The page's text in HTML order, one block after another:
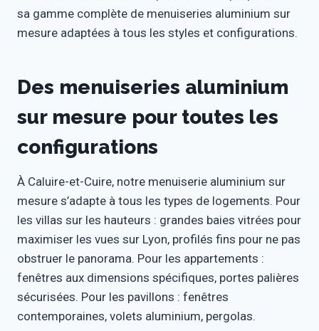
sa gamme complète de menuiseries aluminium sur
mesure adaptées à tous les styles et configurations.
Des menuiseries aluminium
sur mesure pour toutes les
configurations
À Caluire-et-Cuire, notre menuiserie aluminium sur
mesure s’adapte à tous les types de logements. Pour
les villas sur les hauteurs : grandes baies vitrées pour
maximiser les vues sur Lyon, profilés fins pour ne pas
obstruer le panorama. Pour les appartements :
fenêtres aux dimensions spécifiques, portes palières
sécurisées. Pour les pavillons : fenêtres
contemporaines, volets aluminium, pergolas.